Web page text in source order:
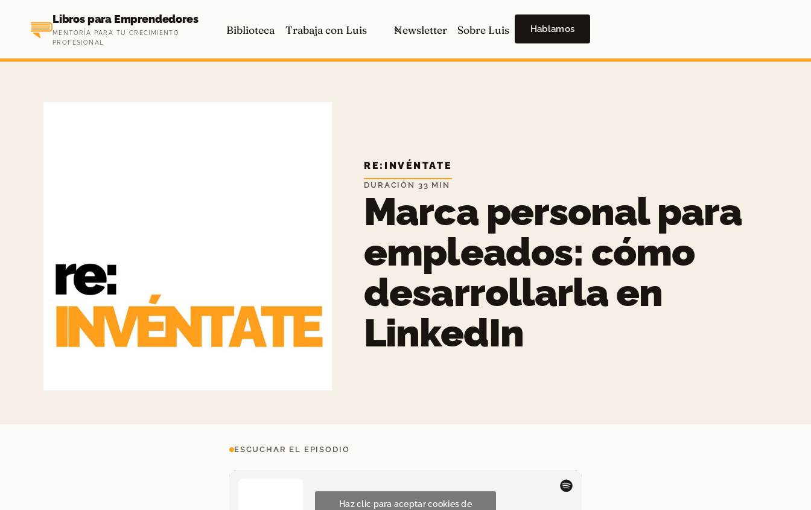
contenido
Libros para Emprendedores
MENTORÍA PARA TU CRECIMIENTO
PROFESIONAL
Biblioteca Trabaja con Luis Newsletter Sobre Luis Hablamos
RE:INVÉNTATE
DURACIÓN 33 MIN
Marca personal para
empleados: cómo
desarrollarla en
LinkedIn
ESCUCHAR EL EPISODIO
Haz clic para aceptar cookies de